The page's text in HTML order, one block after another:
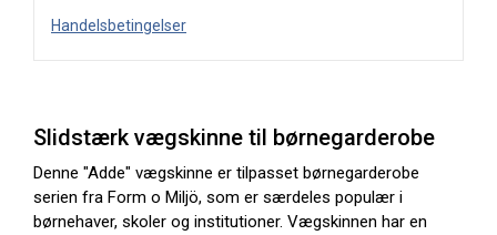
Handelsbetingelser
Slidstærk vægskinne til børnegarderobe
Denne "Adde" vægskinne er tilpasset børnegarderobe
serien fra Form o Miljö, som er særdeles populær i
børnehaver, skoler og institutioner. Vægskinnen har en